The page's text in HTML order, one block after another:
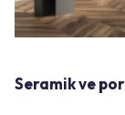
Seramik ve